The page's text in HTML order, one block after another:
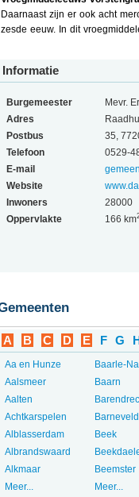
Daarnaast zijn er ook acht
zesde eeuw. In dit
Informatie
Burgemeester
Mevr.
Adres
Postbus
35,
Telefoon
0529-
E-mail
Website
Inwoners
28000
Oppervlakte
166 km
A B C D E F G
Aa en Hunze
Aalsmeer
Aalten
Achtkarspelen
Alblasserdam
Albrandswaard
Alkmaar
Meer...
Baarle-
Baarn
Barneveld
Beek
Beemster
Meer...